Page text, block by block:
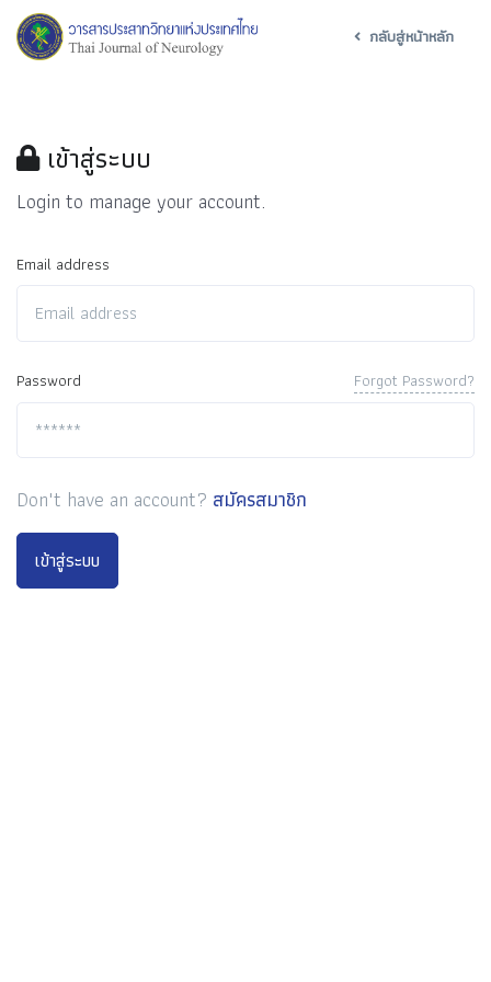
กลับสู่หน้าหลัก
เข้าสู่ระบบ
Login to manage your account.
Email address
Password Forgot Password?
Don't have an account? สมัครสมาชิก